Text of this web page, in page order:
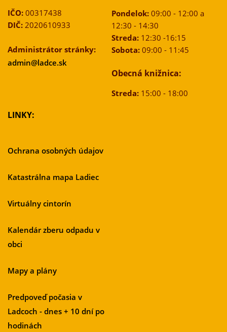
IČO: 00317438
DIČ: 2020610933
Administrátor stránky:
admin@ladce.sk
Pondelok:09:00 - 12:00 a
12:30 - 14:30
Streda:12:30 -16:15
Sobota:09:00 - 11:45
Obecná knižnica:
Streda:15:00 - 18:00
LINKY:
Ochrana osobných údajov
Katastrálna mapa Ladiec
Virtuálny cintorín
Kalendár zberu odpadu v
obci
Mapy a plány
Predpoveď počasia v
Ladcoch - dnes + 10 dní po
hodinách